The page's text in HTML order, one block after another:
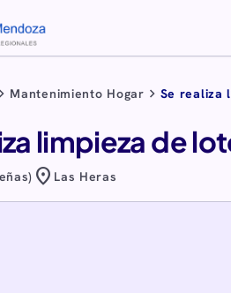
chevron_right Mantenimiento Hogar chevron_right Se realiza
limpieza de
location_on Las Heras